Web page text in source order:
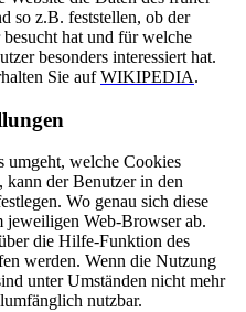
so z.B. feststellen, ob der
hat und für welche
besonders interessiert hat.
Sie aufWIKIPEDIA.
umgeht, welche Cookies
kann der Benutzer in den
Wo genau sich diese
jeweiligen Web-Browser ab.
die Hilfe-Funktion des
werden. Wenn die Nutzung
unter Umständen nicht mehr
nutzbar.